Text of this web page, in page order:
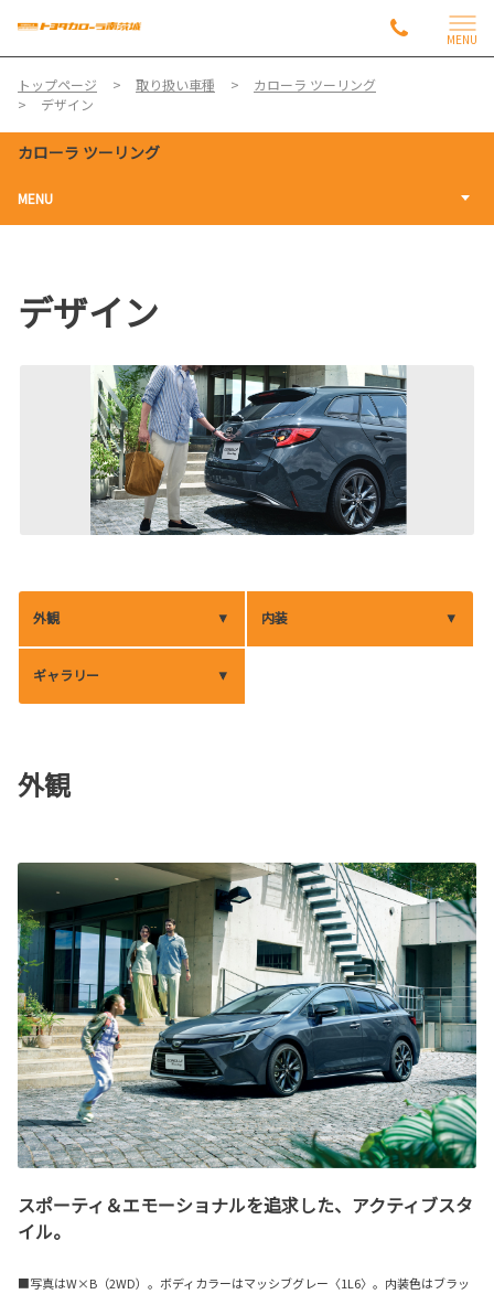
MENU
トップページ 取り扱い車種
カローラ ツーリング
デザイン
カローラ ツーリング
MENU
デザイン
外観 内装
ギャラリー
外観
スポーティ＆エモーショナルを追求した、アクティブスタ
イル。
■写真はW×B（2WD）。ボディカラーはマッシブグレー〈1L6〉。内装色はブラッ